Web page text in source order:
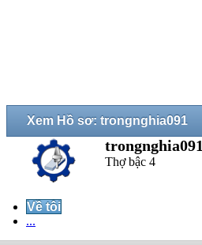
Xem Hồ sơ: trongnghia091
trongnghia091
Thợ bậc 4
Về tôi
...